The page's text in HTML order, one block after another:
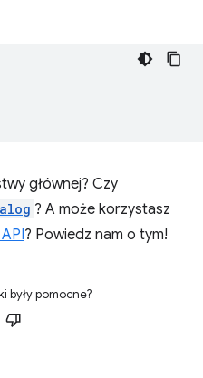
głównej? Czy
? A może korzystasz
? Powiedz nam o tym!
były pomocne?